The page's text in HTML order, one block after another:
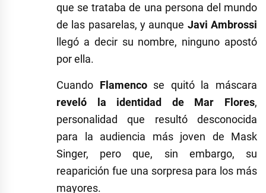
que se trataba de una persona del mundo
de las pasarelas, y aunque Javi Ambrossi
llegó a decir su nombre, ninguno apostó
por ella.
Cuando Flamencose quitó la máscara
reveló la identidad de Mar Flores,
personalidad que resultó desconocida
para la audiencia más joven de Mask
Singer, pero que, sin embargo, su
reaparición fue una sorpresa para los más
mayores.